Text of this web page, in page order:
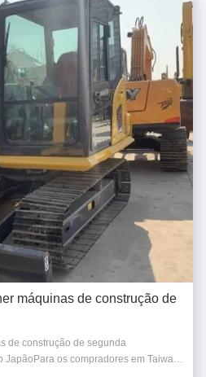
máquinas de construção de
de construção de segunda
JapãoPara os compradores em Taiwan